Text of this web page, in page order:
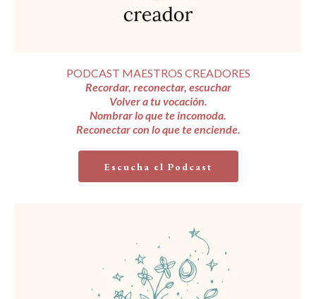
PODCAST MAESTROS CREADORES
Recordar, reconectar, escuchar
Volver a tu vocación.
Nombrar lo que te incomoda.
Reconectar con lo que te enciende.
Escucha el Podcast